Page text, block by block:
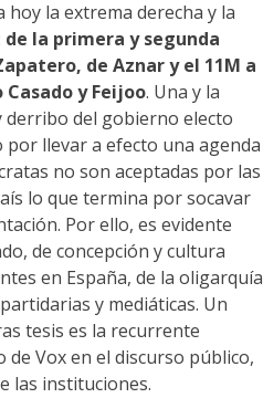
la extrema derecha y la
de la primera y segunda
de Aznar y el 11M a
y Feijoo. Una y la
derribo del gobierno electo
llevar a efecto una agenda
no son aceptadas por las
lo que termina por socavar
Por ello, es evidente
de concepción y cultura
en España, de la oligarquía
y mediáticas. Un
tesis es la recurrente
de Vox en el discurso público,
las instituciones.